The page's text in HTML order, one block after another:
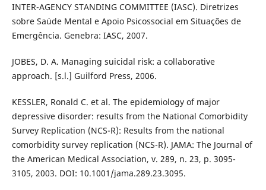
INTER-AGENCY STANDING COMMITTEE (IASC). Diretrizes
sobre Saúde Mental e Apoio Psicossocial em Situações de
Emergência. Genebra: IASC, 2007.
JOBES, D. A. Managing suicidal risk: a collaborative
approach. [s.l.] Guilford Press, 2006.
KESSLER, Ronald C. et al. The epidemiology of major
depressive disorder: results from the National Comorbidity
Survey Replication (NCS-R): Results from the national
comorbidity survey replication (NCS-R). JAMA: The Journal of
the American Medical Association, v. 289, n. 23, p. 3095-
3105, 2003. DOI: 10.1001/jama.289.23.3095.